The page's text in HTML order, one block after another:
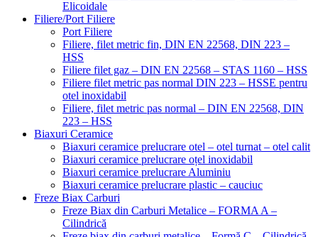
Elicoidale
Filiere/Port Filiere
Port Filiere
Filiere, filet metric fin, DIN EN 22568, DIN 223 –
HSS
Filiere filet gaz – DIN EN 22568 – STAS 1160 – HSS
Filiere filet metric pas normal DIN 223 – HSSE pentru
otel inoxidabil
Filiere, filet metric pas normal – DIN EN 22568, DIN
223 – HSS
Biaxuri Ceramice
Biaxuri ceramice prelucrare otel – otel turnat – otel calit
Biaxuri ceramice prelucrare oțel inoxidabil
Biaxuri ceramice prelucrare Aluminiu
Biaxuri ceramice prelucrare plastic – cauciuc
Freze Biax Carburi
Freze Biax din Carburi Metalice – FORMA A –
Cilindrică